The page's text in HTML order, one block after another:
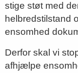
stige støt med
helbredstilstand
ensomhed
Derfor skal vi
afhjælpe